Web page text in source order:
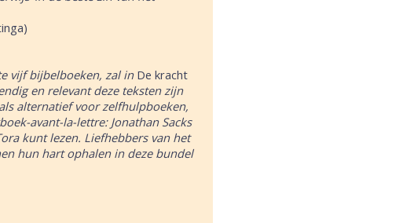
vijf bijbelboeken, zal in De kracht
en relevant deze teksten zijn
alternatief voor zelfhulpboeken,
avant-la-lettre: Jonathan Sacks
kunt lezen. Liefhebbers van het
hun hart ophalen in deze bundel